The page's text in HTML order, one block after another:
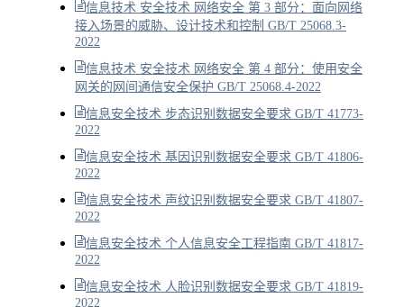
信息技术 安全技术 网络安全 第 3 部分：面向网络
接入场景的威胁、设计技术和控制 GB/T 25068.3-
2022
信息技术 安全技术 网络安全 第 4 部分：使用安全
网关的网间通信安全保护 GB/T 25068.4-2022
信息安全技术 步态识别数据安全要求 GB/T 41773-
2022
信息安全技术 基因识别数据安全要求 GB/T 41806-
2022
信息安全技术 声纹识别数据安全要求 GB/T 41807-
2022
信息安全技术 个人信息安全工程指南 GB/T 41817-
2022
信息安全技术 人脸识别数据安全要求 GB/T 41819-
2022